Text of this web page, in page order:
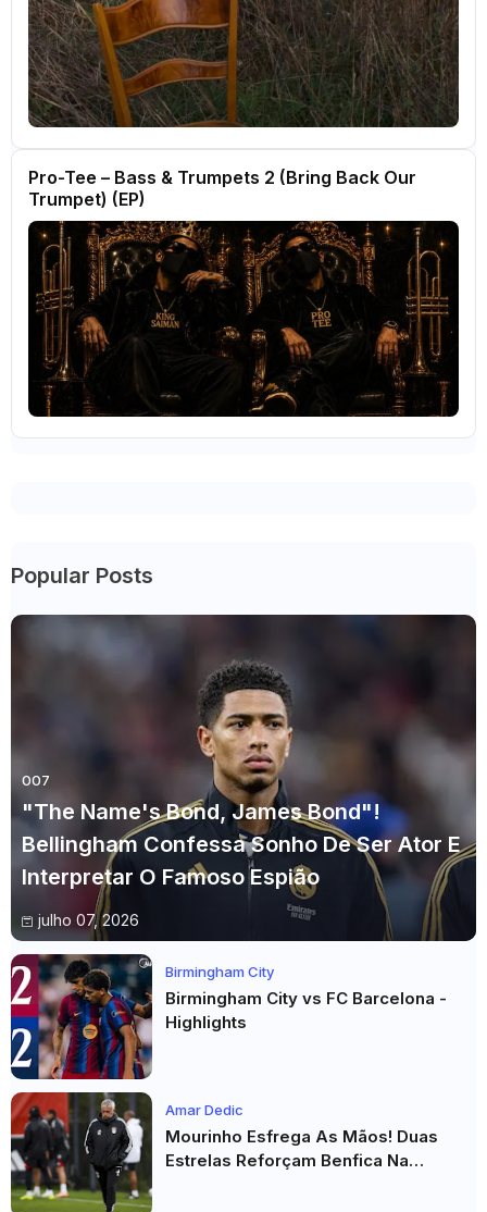
Pro-Tee – Bass & Trumpets 2 (Bring Back Our
Trumpet) (EP)
Popular Posts
007
"The Name's Bond, James Bond"!
Bellingham Confessa Sonho De Ser Ator E
Interpretar O Famoso Espião
julho 07, 2026
Birmingham City
Birmingham City vs FC Barcelona -
Highlights
Amar Dedic
Mourinho Esfrega As Mãos! Duas
Estrelas Reforçam Benfica Na